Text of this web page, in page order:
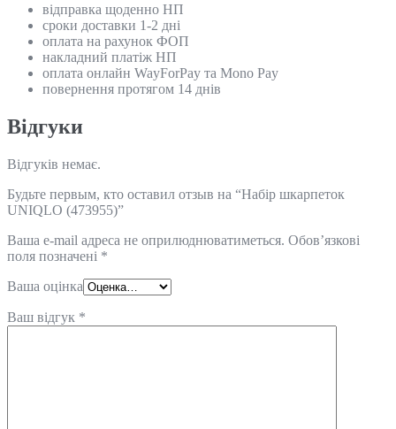
відправка щоденно НП
сроки доставки 1-2 дні
оплата на рахунок ФОП
накладний платіж НП
оплата онлайн WayForPay та Mono Pay
повернення протягом 14 днів
Відгуки
Відгуків немає.
Будьте первым, кто оставил отзыв на “Набір шкарпеток
UNIQLO (473955)”
Ваша e-mail адреса не оприлюднюватиметься. Обов’язкові
поля позначені *
Ваша оцінка
Ваш відгук *